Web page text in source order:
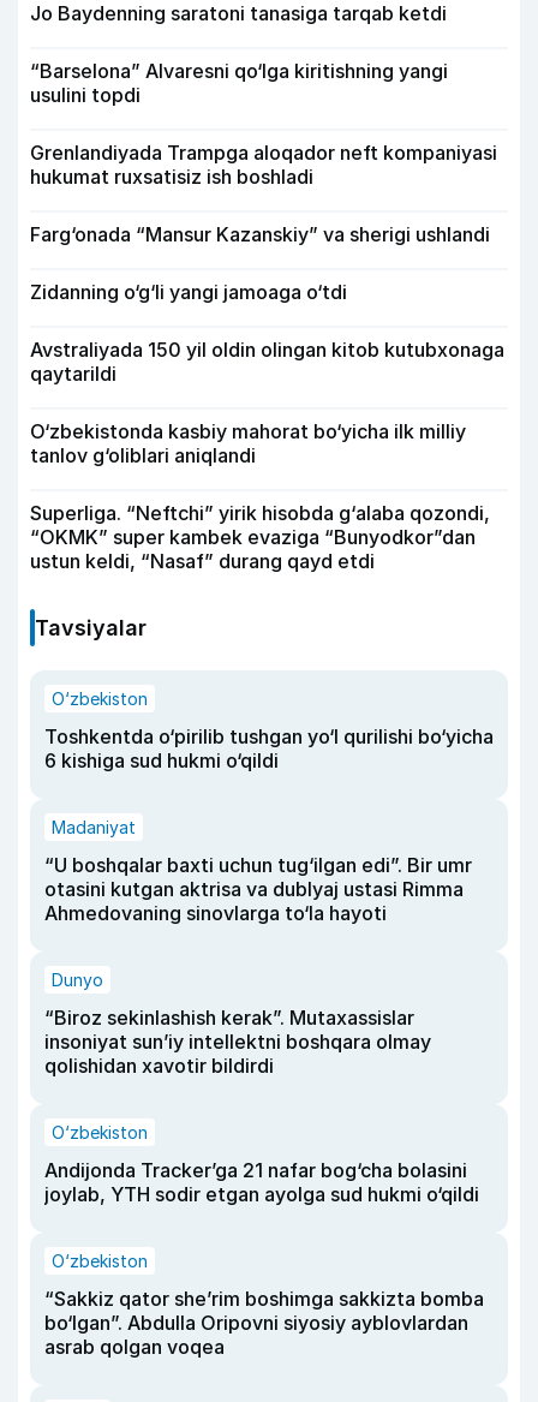
Jo Baydenning saratoni tanasiga tarqab ketdi
“Barselona” Alvaresni qo‘lga kiritishning yangi
usulini topdi
Grenlandiyada Trampga aloqador neft kompaniyasi
hukumat ruxsatisiz ish boshladi
Farg‘onada “Mansur Kazanskiy” va sherigi ushlandi
Zidanning o‘g‘li yangi jamoaga o‘tdi
Avstraliyada 150 yil oldin olingan kitob kutubxonaga
qaytarildi
O‘zbekistonda kasbiy mahorat bo‘yicha ilk milliy
tanlov g‘oliblari aniqlandi
Superliga. “Neftchi” yirik hisobda g‘alaba qozondi,
“OKMK” super kambek evaziga “Bunyodkor”dan
ustun keldi, “Nasaf” durang qayd etdi
Tavsiyalar
O‘zbekiston
Toshkentda o‘pirilib tushgan yo‘l qurilishi bo‘yicha
6 kishiga sud hukmi o‘qildi
Madaniyat
“U boshqalar baxti uchun tug‘ilgan edi”. Bir umr
otasini kutgan aktrisa va dublyaj ustasi Rimma
Ahmedovaning sinovlarga to‘la hayoti
Dunyo
“Biroz sekinlashish kerak”. Mutaxassislar
insoniyat sun’iy intellektni boshqara olmay
qolishidan xavotir bildirdi
O‘zbekiston
Andijonda Tracker’ga 21 nafar bog‘cha bolasini
joylab, YTH sodir etgan ayolga sud hukmi o‘qildi
O‘zbekiston
“Sakkiz qator she’rim boshimga sakkizta bomba
bo‘lgan”. Abdulla Oripovni siyosiy ayblovlardan
asrab qolgan voqea